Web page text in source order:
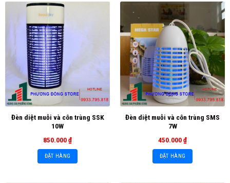
Đèn diệt muỗi và côn trùng SSK
10W
850.000₫
ĐẶT HÀNG
Đèn diệt muỗi và côn trùng SMS
7W
450.000₫
ĐẶT HÀNG